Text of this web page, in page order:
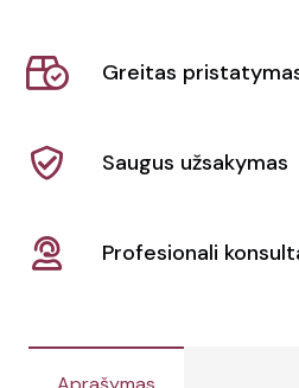
Greitas
Saugus užsakymas
Profesionali